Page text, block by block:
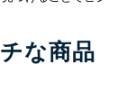
な商品